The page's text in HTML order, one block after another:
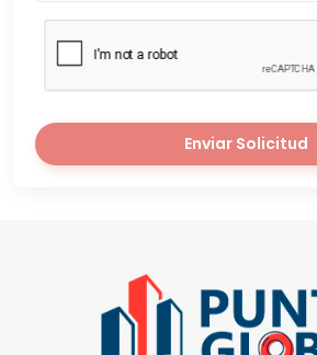
Enviar Solicitud